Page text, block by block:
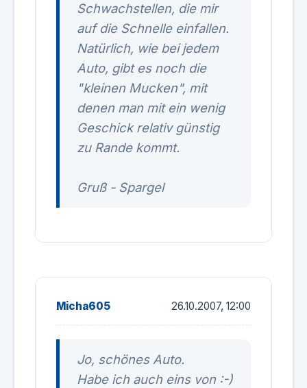
Schwachstellen, die mir
auf die Schnelle einfallen.
Natürlich, wie bei jedem
Auto, gibt es noch die
"kleinen Mucken", mit
denen man mit ein wenig
Geschick relativ günstig
zu Rande kommt.
Gruß - Spargel
Micha605 26.10.2007, 12:00
Jo, schönes Auto.
Habe ich auch eins von :-)